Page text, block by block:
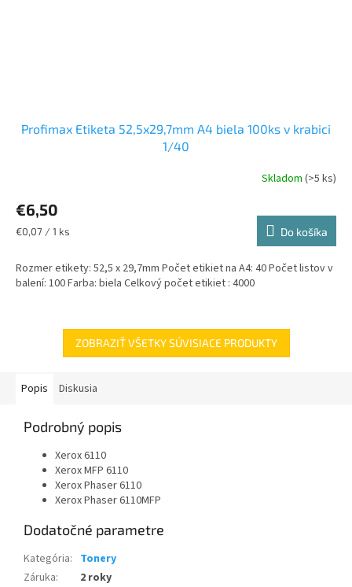
Profimax Etiketa 52,5x29,7mm A4 biela 100ks v krabici
1/40
Skladom (>5 ks)
€6,50
Jednotková
€0,07 / 1 ks Do košíka
Rozmer etikety: 52,5 x 29,7mm Počet etikiet na A4: 40 Počet listov v
balení: 100 Farba: biela Celkový počet etikiet : 4000
ZOBRAZIŤ VŠETKY SÚVISIACE PRODUKTY
Popis Diskusia
Podrobný popis
Xerox 6110
Xerox MFP 6110
Xerox Phaser 6110
Xerox Phaser 6110MFP
Dodatočné parametre
Kategória: Tonery
Záruka:
2 roky